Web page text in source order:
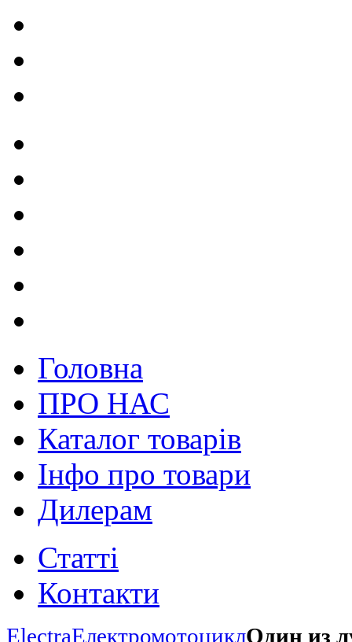
Головна
ПРО НАС
Каталог товарів
Інфо про товари
Дилерам
Статті
Контакти
ElectraЕлектромотоциклОдин из